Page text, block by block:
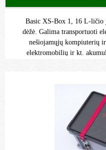
Basic XS-Box 1, 16 L-ličio
dėžė. Galima transportuoti
nešiojamųjų kompiuterių
elektromobilių ir kt.